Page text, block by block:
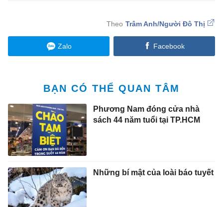
Trâm Anh/Người Đô Thị
Zalo Facebook
BẠN CÓ THỂ QUAN TÂM
Phương Nam đóng cửa nhà
sách 44 năm tuổi tại TP.HCM
Những bí mật của loài báo tuyết